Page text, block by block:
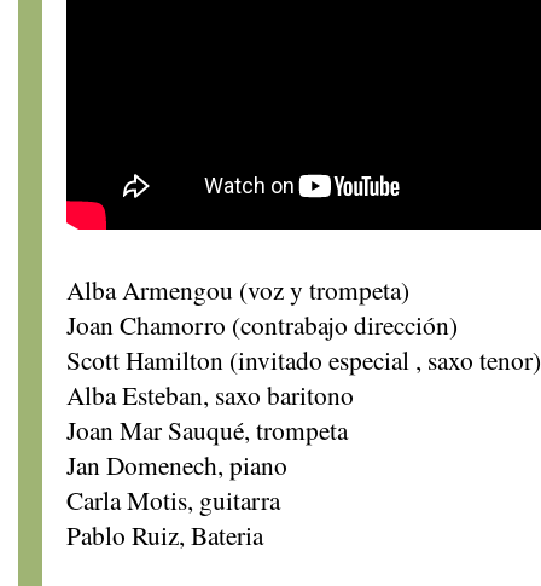
Alba Armengou (voz y trompeta)
Joan Chamorro (contrabajo dirección)
Scott Hamilton (invitado especial , saxo tenor)
Alba Esteban, saxo baritono
Joan Mar Sauqué, trompeta
Jan Domenech, piano
Carla Motis, guitarra
Pablo Ruiz, Bateria